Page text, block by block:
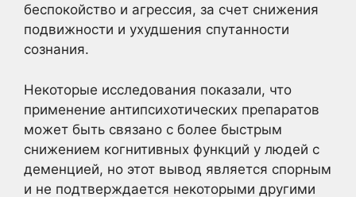
беспокойство и агрессия, за счет снижения
подвижности и ухудшения спутанности
сознания.
Некоторые исследования показали, что
применение антипсихотических препаратов
может быть связано с более быстрым
снижением когнитивных функций у людей с
деменцией, но этот вывод является спорным
и не подтверждается некоторыми другими